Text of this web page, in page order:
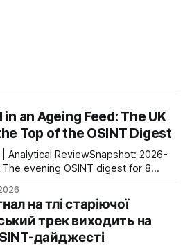
an Ageing Feed: The UK
Top of the OSINT Digest
Analytical ReviewSnapshot: 2026-
event over the past 24 hours,
significant entries are between
на тлі старіючої
трек виходить на
дайджесті